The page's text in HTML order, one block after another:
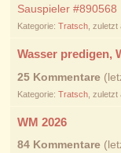
Sauspieler #890568
Kategorie: Tratsch, zuletzt
Wasser predigen,
25 Kommentare
Kategorie: Tratsch, zuletzt
WM 2026
84 Kommentare